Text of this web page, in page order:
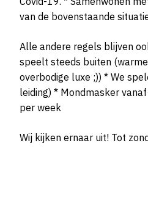
van de bovenstaande
Alle andere regels blijven
speelt steeds buiten
overbodige luxe ;)) * We
leiding) * Mondmasker
per week
Wij kijken ernaar uit! Tot